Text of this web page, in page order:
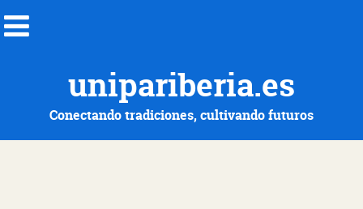
unipariberia.es
Conectando tradiciones, cultivando futuros